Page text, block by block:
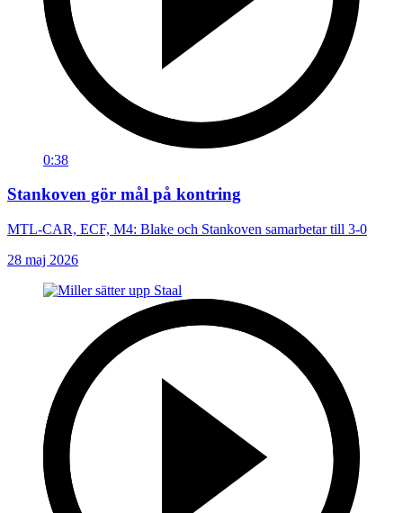
0:38
Stankoven gör mål på kontring
MTL-CAR, ECF, M4: Blake och Stankoven samarbetar till 3-0
28 maj 2026